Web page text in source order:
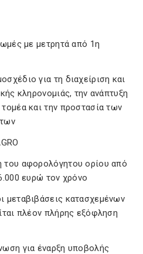
με μετρητά από 1η
για τη διαχείριση και
κληρονομιάς, την ανάπτυξη
και την προστασία των
αφορολόγητου ορίου από
ευρώ τον χρόνο
μεταβιβάσεις κατασχεμένων
πλέον πλήρης εξόφληση
για έναρξη υποβολής